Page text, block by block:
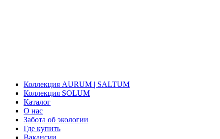
Коллекция AURUM | SALTUM
Коллекция SOLUM
Каталог
О нас
Забота об экологии
Где купить
Вакансии